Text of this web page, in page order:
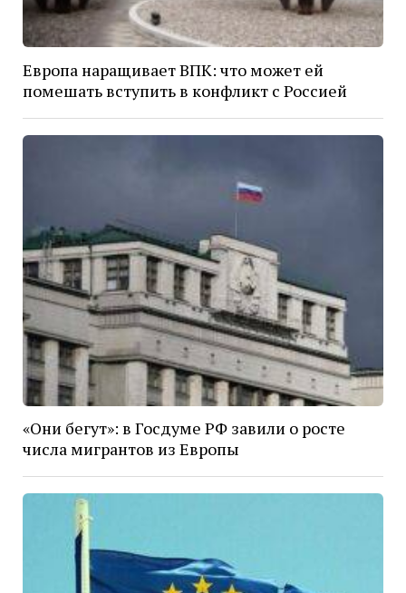
Европа наращивает ВПК: что может ей
помешать вступить в конфликт с Россией
«Они бегут»: в Госдуме РФ завили о росте
числа мигрантов из Европы